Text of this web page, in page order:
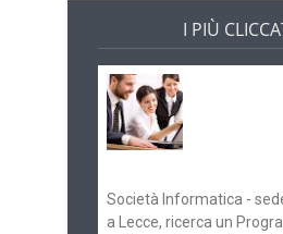
I PIÙ
Società Informatica -
a Lecce, ricerca un